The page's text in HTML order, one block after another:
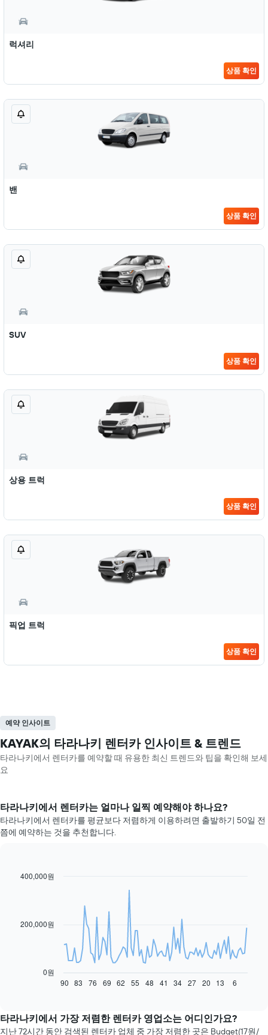
럭셔리
상품 확인
밴
상품 확인
SUV
상품 확인
상용 트럭
상품 확인
픽업 트럭
상품 확인
예약 인사이트
KAYAK의 타라나키 렌터카 인사이트 & 트렌드
타라나키​에서 렌터카를 예약할 때 유용한 최신 트렌드와 팁을 확인해 보세
요
타라나키​에서 렌터카는 얼마나 일찍 예약해야 하나요?
타라나키에서 렌터카를 평균보다 저렴하게 이용하려면 출발하기 50일 전
쯤에 예약하는 것을 추천합니다.
Line
points.
약
일
Chart
0원
200,000원
400,000원
90 48 6
83 76 69 62 55 41 34 27 20 13
타라나키에서 가장 저렴한 렌터카 영업소는 어디인가요?
지난 72시간 동안 검색된 렌터카 업체 중 가장 저렴한 곳은 Budget(17원/